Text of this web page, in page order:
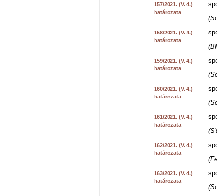
157/2021. (V. 4.)
határozata
158/2021. (V. 4.)
határozata
159/2021. (V. 4.)
határozata
160/2021. (V. 4.)
határozata
161/2021. (V. 4.)
határozata
162/2021. (V. 4.)
határozata
163/2021. (V. 4.)
határozata